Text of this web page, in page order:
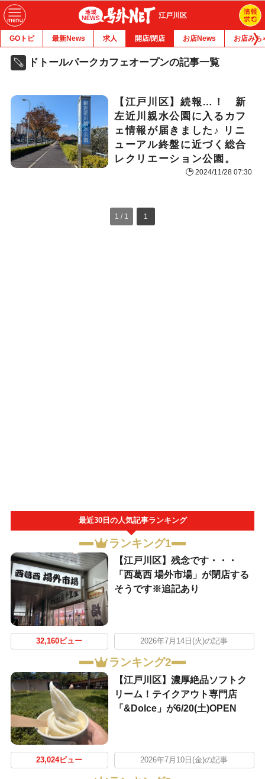
江戸川区
GOトピ 最新News 求人 開店/閉店 お店News お店みち
ドトールパークカフェオープンの記事一覧
【江戸川区】続報…！ 新
左近川親水公園に入るカフ
ェ情報が届きました♪ リニ
ューアル終盤に近づく総合
レクリエーション公園。
2024/11/28 07:30
1 / 1 1
最近30日の人気記事ランキング
ランキング1
【江戸川区】残念です・・・
「西葛西 場外市場」が閉店する
そうです※追記あり
32,160ビュー 2026年7月14日(火)の記事
ランキング2
【江戸川区】濃厚絶品ソフトク
リーム！テイクアウト専門店
「&Dolce」が6/20(土)OPEN
23,024ビュー 2026年7月10日(金)の記事